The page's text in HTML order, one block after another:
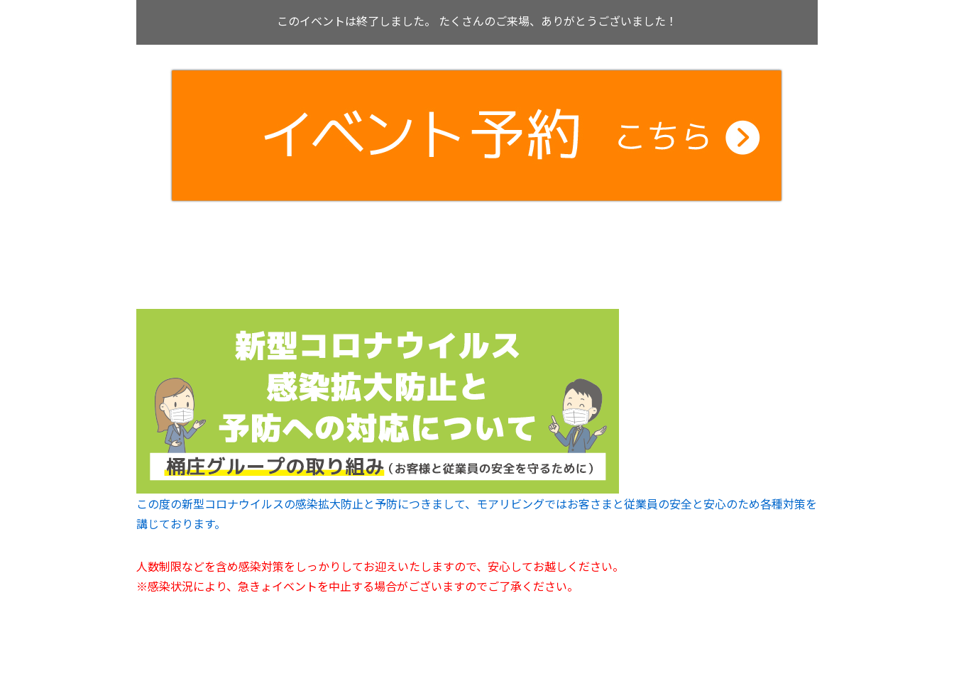
このイベントは終了しました。 たくさんのご来場、ありがとうございました！
この度の新型コロナウイルスの感染拡大防止と予防につきまして、モアリビングではお客さまと従業員の安全と安心のため各種対策を
講じております。
人数制限などを含め感染対策をしっかりしてお迎えいたしますので、安心してお越しください。
※感染状況により、急きょイベントを中止する場合がございますのでご了承ください。